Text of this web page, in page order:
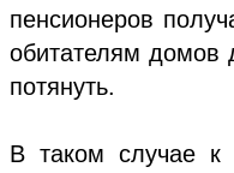
пенсионеров
обитателям домов
потянуть.
В таком случае к